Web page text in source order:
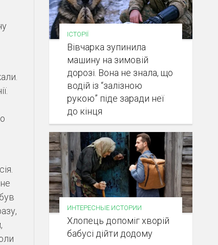
ІСТОРІЇ
Вівчарка зупинила
машину на зимовій
дорозі. Вона не знала, що
водій із “залізною
рукою” піде заради неї
до кінця
ИНТЕРЕСНЫЕ ИСТОРИИ
Хлопець допоміг хворій
бабусі дійти додому